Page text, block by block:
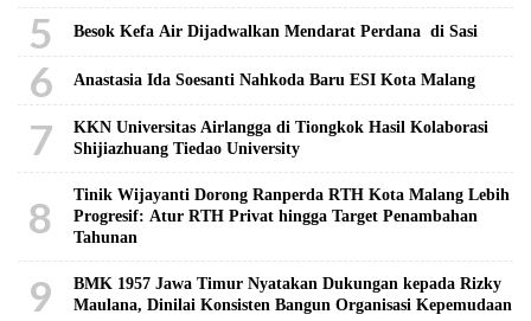
5 Besok Kefa Air Dijadwalkan Mendarat Perdana di Sasi
6 Anastasia Ida Soesanti Nahkoda Baru ESI Kota Malang
7
KKN Universitas Airlangga di Tiongkok Hasil Kolaborasi ​
Shijiazhuang Tiedao University
8
Tinik Wijayanti Dorong Ranperda RTH Kota Malang Lebih
Progresif: Atur RTH Privat hingga Target Penambahan
Tahunan
9
BMK 1957 Jawa Timur Nyatakan Dukungan kepada Rizky
Maulana, Dinilai Konsisten Bangun Organisasi Kepemudaan